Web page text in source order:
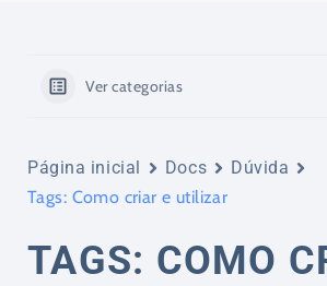
Ver categorias
Página inicial Docs
Dúvida
Tags: Como criar e utilizar
TAGS: COMO